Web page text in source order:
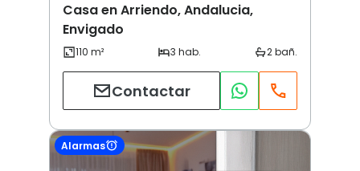
Casa en Arriendo, Andalucia,
Envigado
Contactar
Alarmas